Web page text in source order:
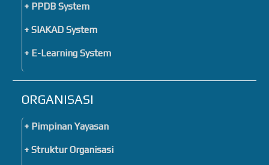
+ PPDB System
+ SIAKAD System
+ E-Learning System
ORGANISASI
+ Pimpinan Yayasan
+ Struktur Organisasi